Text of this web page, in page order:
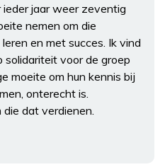
jaar weer zeventig
nemen om die
en met succes. Ik vind
solidariteit voor de groep
moeite om hun kennis bij
onterecht is.
dat verdienen.